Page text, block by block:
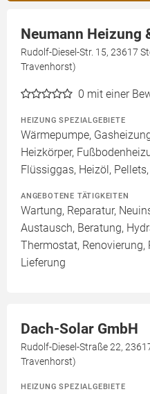
Neumann Heizung
Rudolf-Diesel-Str. 15, 23617
Travenhorst)
0 mit einer
HEIZUNG SPEZIALGEBIETE
Wärmepumpe,
Heizkörper,
Flüssiggas, Heizöl,
ANGEBOTENE TÄTIGKEITEN
Wartung, Reparatur,
Austausch, Beratung,
Thermostat,
Lieferung
Dach-Solar GmbH
Rudolf-Diesel-Straße 22,
Travenhorst)
HEIZUNG SPEZIALGEBIETE